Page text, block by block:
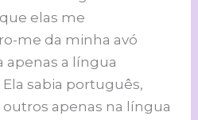
elas me
me da minha avó
apenas a língua
sabia português,
apenas na língua